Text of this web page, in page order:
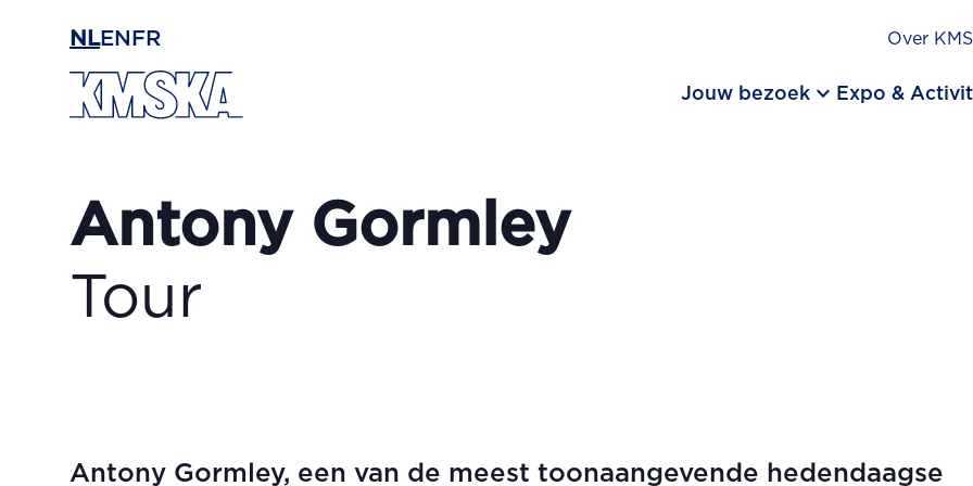
NLEN FR Over
Jouw bezoek keyboard_arrow_down Expo &
Antony Gormley
Tour
Antony Gormley, een van de meest toonaangevende hedendaagse